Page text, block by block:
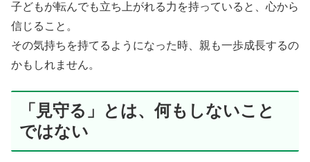
子どもが転んでも立ち上がれる力を持っていると、心から
信じること。
その気持ちを持てるようになった時、親も一歩成長するの
かもしれません。
「見守る」とは、何もしないこと
ではない